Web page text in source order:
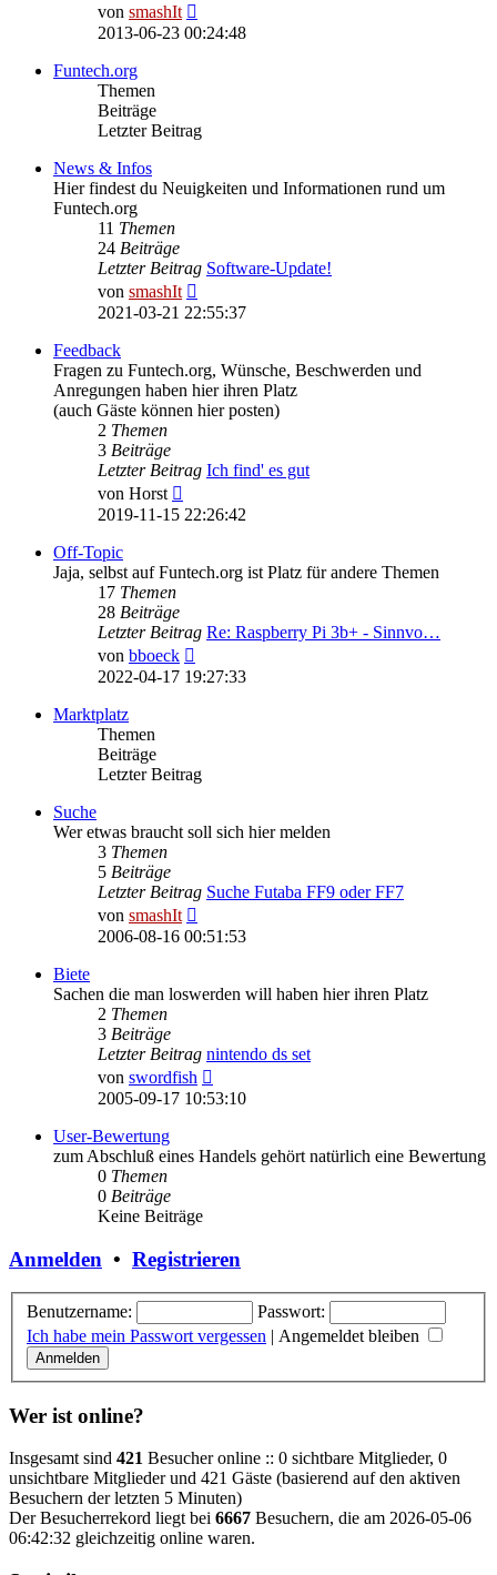
von smashIt
Beitrag
2013-06-23 00:24:48
Funtech.org
Themen
Beiträge
Letzter Beitrag
News & Infos
Hier findest du Neuigkeiten und Informationen rund um
Funtech.org
11 Themen
24 Beiträge
Letzter Beitrag Software-Update!
von smashIt
Beitrag
2021-03-21 22:55:37
Feedback
Fragen zu Funtech.org, Wünsche, Beschwerden und
Anregungen haben hier ihren Platz
(auch Gäste können hier posten)
2 Themen
3 Beiträge
Letzter Beitrag Ich find' es gut
von Horst
Beitrag
2019-11-15 22:26:42
Off-Topic
Jaja, selbst auf Funtech.org ist Platz für andere Themen
17 Themen
28 Beiträge
Letzter Beitrag Re: Raspberry Pi 3b+ - Sinnvo…
von bboeck
Beitrag
2022-04-17 19:27:33
Marktplatz
Themen
Beiträge
Letzter Beitrag
Suche
Wer etwas braucht soll sich hier melden
3 Themen
5 Beiträge
Letzter Beitrag Suche Futaba FF9 oder FF7
von smashIt
Beitrag
2006-08-16 00:51:53
Biete
Sachen die man loswerden will haben hier ihren Platz
2 Themen
3 Beiträge
Letzter Beitrag nintendo ds set
von swordfish
Beitrag
2005-09-17 10:53:10
User-Bewertung
zum Abschluß eines Handels gehört natürlich eine Bewertung
0 Themen
0 Beiträge
Keine Beiträge
Anmelden • Registrieren
Benutzername:
Passwort:
Ich habe mein Passwort vergessen | Angemeldet bleiben
Wer ist online?
Insgesamt sind 421 Besucher online :: 0 sichtbare Mitglieder, 0
unsichtbare Mitglieder und 421 Gäste (basierend auf den aktiven
Besuchern der letzten 5 Minuten)
Der Besucherrekord liegt bei 6667 Besuchern, die am 2026-05-06
06:42:32 gleichzeitig online waren.